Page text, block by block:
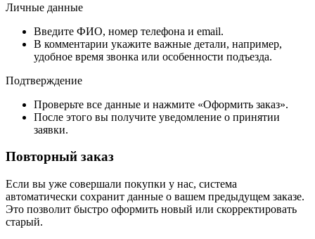
Личные данные
Введите ФИО, номер телефона и email.
В комментарии укажите важные детали, например,
удобное время звонка или особенности подъезда.
Подтверждение
Проверьте все данные и нажмите «Оформить заказ».
После этого вы получите уведомление о принятии
заявки.
Повторный заказ
Если вы уже совершали покупки у нас, система
автоматически сохранит данные о вашем предыдущем заказе.
Это позволит быстро оформить новый или скорректировать
старый.